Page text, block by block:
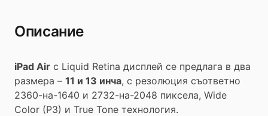
Описание
iPad Air с Liquid Retina дисплей се предлага в два
размера – 11 и 13 инча, с резолюция съответно
2360-на-1640 и 2732-на-2048 пиксела, Wide
Color (P3) и True Tone технология.